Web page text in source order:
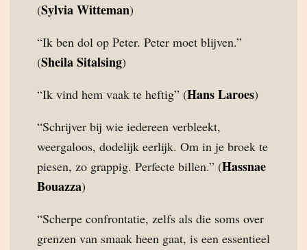
(Sylvia Witteman)
“Ik ben dol op Peter. Peter moet blijven.”
(Sheila Sitalsing)
“Ik vind hem vaak te heftig” (Hans Laroes)
“Schrijver bij wie iedereen verbleekt,
weergaloos, dodelijk eerlijk. Om in je broek te
piesen, zo grappig. Perfecte billen.” (Hassnae
Bouazza)
“Scherpe confrontatie, zelfs als die soms over
grenzen van smaak heen gaat, is een essentieel